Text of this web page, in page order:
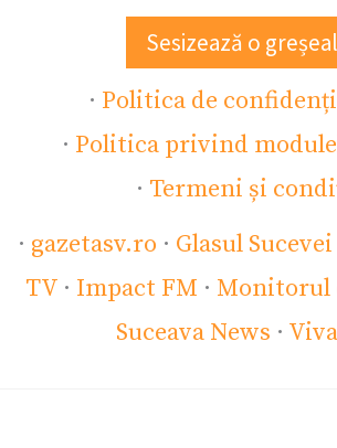
Sesizează o
· Politica de
· Politica privind
· Termeni și
· gazetasv.ro · Glasul Sucevei
TV · Impact FM · Monitorul
Suceava News ·